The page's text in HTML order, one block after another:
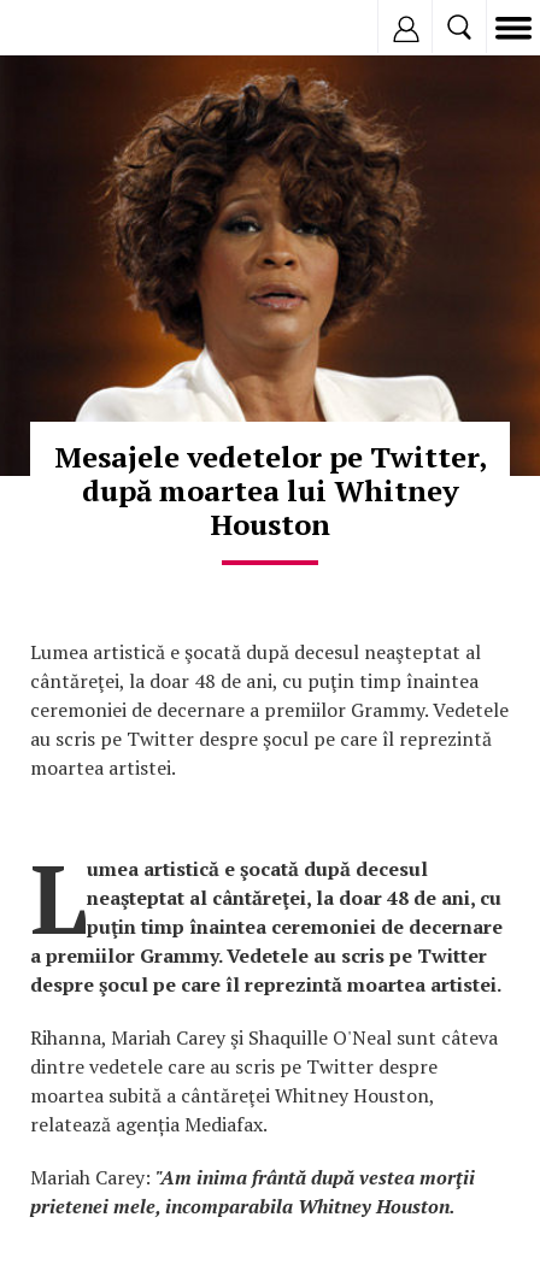
Mesajele vedetelor pe Twitter,
după moartea lui Whitney
Houston
Lumea artistică e şocată după decesul neaşteptat al
cântăreţei, la doar 48 de ani, cu puţin timp înaintea
ceremoniei de decernare a premiilor Grammy. Vedetele
au scris pe Twitter despre şocul pe care îl reprezintă
moartea artistei.
Lumea artistică e şocată după decesul
neaşteptat al cântăreţei, la doar 48 de ani, cu
puţin timp înaintea ceremoniei de decernare
a premiilor Grammy. Vedetele au scris pe Twitter
despre şocul pe care îl reprezintă moartea artistei.
Rihanna, Mariah Carey şi Shaquille O'Neal sunt câteva
dintre vedetele care au scris pe Twitter despre
moartea subită a cântăreţei Whitney Houston,
relatează agenția Mediafax.
Mariah Carey: "Am inima frântă după vestea morţii
prietenei mele, incomparabila Whitney Houston.